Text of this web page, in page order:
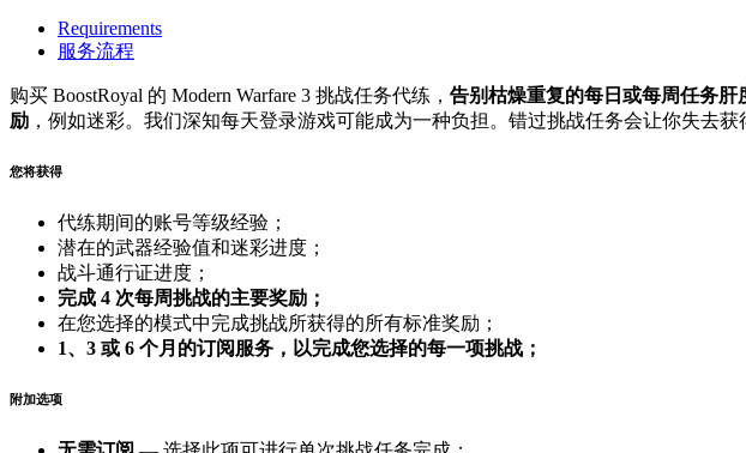
Requirements
服务流程
购买 BoostRoyal 的 Modern Warfare 3 挑战任务代练， 告别枯燥重复的每日或每周任务肝
励 ，例如迷彩。我们深知每天登录游戏可能成为一种负担。错过挑战任务会让你失去
您将获得
代练期间的账号等级经验；
潜在的武器经验值和迷彩进度；
战斗通行证进度；
完成 4 次每周挑战的主要奖励；
在您选择的模式中完成挑战所获得的所有标准奖励；
1、3 或 6 个月的订阅服务，以完成您选择的每一项挑战；
附加选项